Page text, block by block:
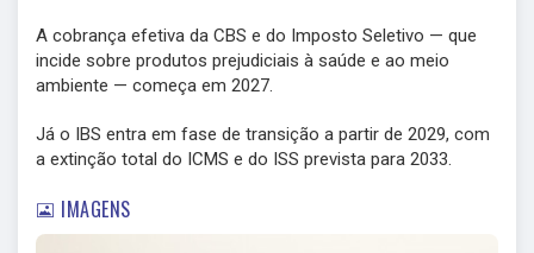
A cobrança efetiva da CBS e do Imposto Seletivo — que
incide sobre produtos prejudiciais à saúde e ao meio
ambiente — começa em 2027.
Já o IBS entra em fase de transição a partir de 2029, com
a extinção total do ICMS e do ISS prevista para 2033.
IMAGENS